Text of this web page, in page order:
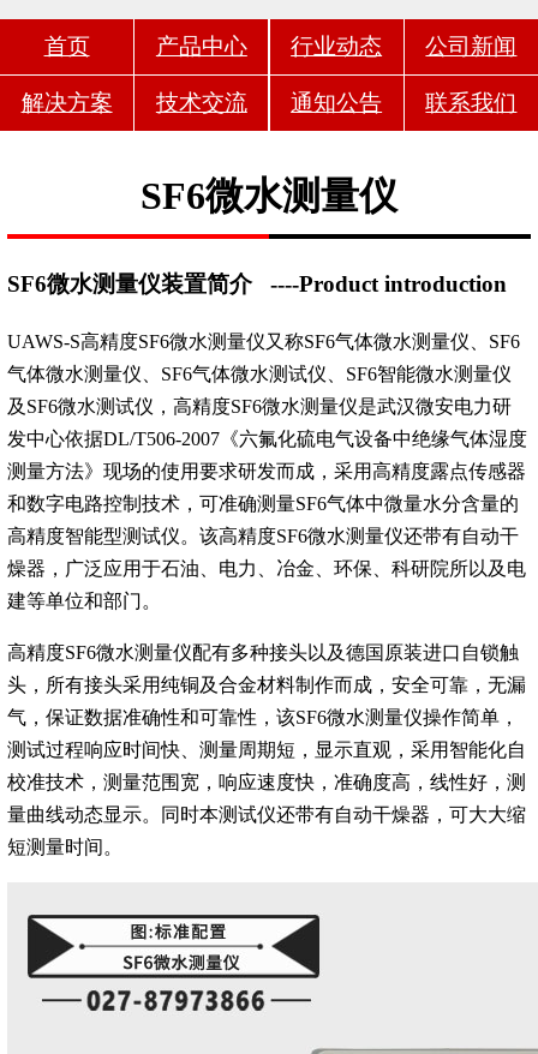
首页 产品中心 行业动态 公司新闻
解决方案 技术交流 通知公告 联系我们
SF6微水测量仪
SF6微水测量仪装置简介----Product introduction
UAWS-S高精度SF6微水测量仪又称SF6气体微水测量仪、SF6
气体微水测量仪、SF6气体微水测试仪、SF6智能微水测量仪
及SF6微水测试仪，高精度SF6微水测量仪是武汉微安电力研
发中心依据DL/T506-2007《六氟化硫电气设备中绝缘气体湿度
测量方法》现场的使用要求研发而成，采用高精度露点传感器
和数字电路控制技术，可准确测量SF6气体中微量水分含量的
高精度智能型测试仪。该高精度SF6微水测量仪还带有自动干
燥器，广泛应用于石油、电力、冶金、环保、科研院所以及电
建等单位和部门。
高精度SF6微水测量仪配有多种接头以及德国原装进口自锁触
头，所有接头采用纯铜及合金材料制作而成，安全可靠，无漏
气，保证数据准确性和可靠性，该SF6微水测量仪操作简单，
测试过程响应时间快、测量周期短，显示直观，采用智能化自
校准技术，测量范围宽，响应速度快，准确度高，线性好，测
量曲线动态显示。同时本测试仪还带有自动干燥器，可大大缩
短测量时间。